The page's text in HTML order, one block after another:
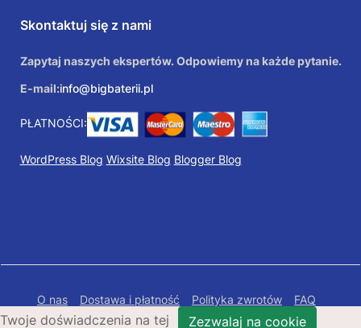
Skontaktuj się z nami
Zapytaj naszych ekspertów. Odpowiemy na każde pytanie.
E-mail:info@bigbaterii.pl
PŁATNOŚCI:
WordPress Blog Wixsite Blog Blogger Blog
O nas Dostawa i płatność Polityka zwrotów
FAQ
Polityka prywatności
Mapa Strony
Twoje doświadczenia na tej Zezwalaj na cookie